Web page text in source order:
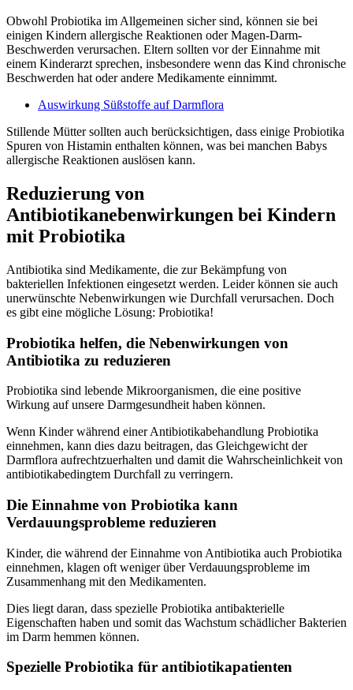
Obwohl Probiotika im Allgemeinen sicher sind, können sie bei
einigen Kindern allergische Reaktionen oder Magen-Darm-
Beschwerden verursachen. Eltern sollten vor der Einnahme mit
einem Kinderarzt sprechen, insbesondere wenn das Kind chronische
Beschwerden hat oder andere Medikamente einnimmt.
Auswirkung Süßstoffe auf Darmflora
Stillende Mütter sollten auch berücksichtigen, dass einige Probiotika
Spuren von Histamin enthalten können, was bei manchen Babys
allergische Reaktionen auslösen kann.
Reduzierung von
Antibiotikanebenwirkungen bei Kindern
mit Probiotika
Antibiotika sind Medikamente, die zur Bekämpfung von
bakteriellen Infektionen eingesetzt werden. Leider können sie auch
unerwünschte Nebenwirkungen wie Durchfall verursachen. Doch
es gibt eine mögliche Lösung: Probiotika!
Probiotika helfen, die Nebenwirkungen von
Antibiotika zu reduzieren
Probiotika sind lebende Mikroorganismen, die eine positive
Wirkung auf unsere Darmgesundheit haben können.
Wenn Kinder während einer Antibiotikabehandlung Probiotika
einnehmen, kann dies dazu beitragen, das Gleichgewicht der
Darmflora aufrechtzuerhalten und damit die Wahrscheinlichkeit von
antibiotikabedingtem Durchfall zu verringern.
Die Einnahme von Probiotika kann
Verdauungsprobleme reduzieren
Kinder, die während der Einnahme von Antibiotika auch Probiotika
einnehmen, klagen oft weniger über Verdauungsprobleme im
Zusammenhang mit den Medikamenten.
Dies liegt daran, dass spezielle Probiotika antibakterielle
Eigenschaften haben und somit das Wachstum schädlicher Bakterien
im Darm hemmen können.
Spezielle Probiotika für antibiotikapatienten